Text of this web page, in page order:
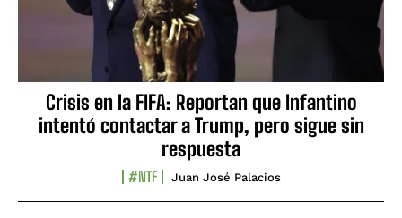
Crisis en la FIFA: Reportan que Infantino
intentó contactar a Trump, pero sigue sin
respuesta
#NTF Juan José Palacios